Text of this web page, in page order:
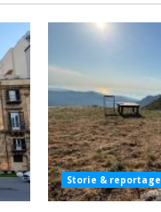
Storie & reportage